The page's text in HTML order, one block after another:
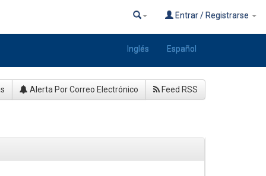
Entrar / Registrarse
Inglés Español
Alerta Por Correo Electrónico Feed RSS